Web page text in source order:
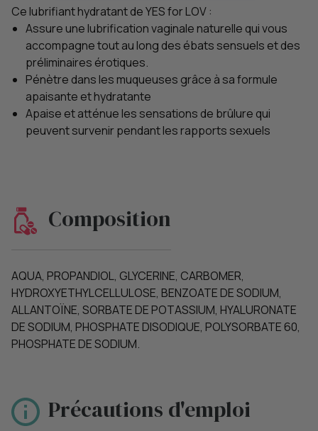
Ce lubrifiant hydratant de YES for LOV :
Assure une lubrification vaginale naturelle qui vous
accompagne tout au long des ébats sensuels et des
préliminaires érotiques.
Pénètre dans les muqueuses grâce à sa formule
apaisante et hydratante
Apaise et atténue les sensations de brûlure qui
peuvent survenir pendant les rapports sexuels
Composition
AQUA, PROPANDIOL, GLYCERINE, CARBOMER,
HYDROXYETHYLCELLULOSE, BENZOATE DE SODIUM,
ALLANTOÏNE, SORBATE DE POTASSIUM, HYALURONATE
DE SODIUM, PHOSPHATE DISODIQUE, POLYSORBATE 60,
PHOSPHATE DE SODIUM.
Précautions d'emploi